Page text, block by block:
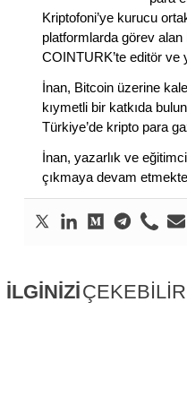
Kriptofoni’ye kurucu
platformlarda görev alan
COINTURK’te editör ve
İnan, Bitcoin üzerine
kıymetli bir katkıda
Türkiye’de kripto para
İnan, yazarlık ve
çıkmaya devam
İLGİNİZİÇEKEBİLİR